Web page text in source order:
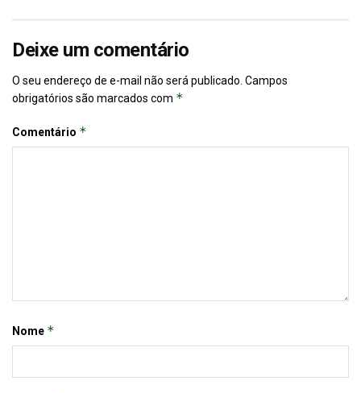
Deixe um comentário
O seu endereço de e-mail não será publicado. Campos
obrigatórios são marcados com *
Comentário *
Nome *